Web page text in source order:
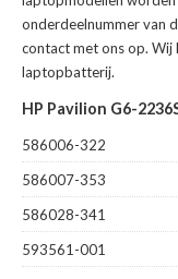
onderdeelnummer van
contact met ons op. Wij
laptopbatterij.
HP Pavilion G6-
586006-322
586007-353
586028-341
593561-001